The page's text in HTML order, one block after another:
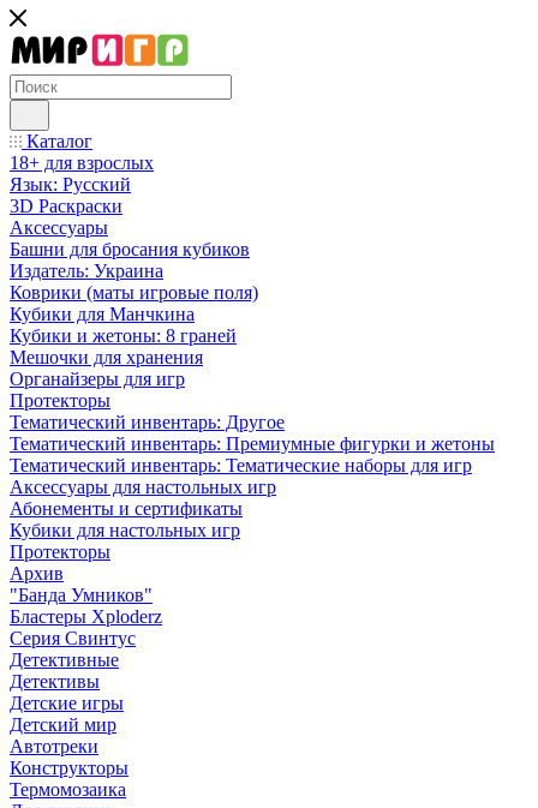
Каталог
18+ для взрослых
Язык: Русский
3D Раскраски
Аксессуары
Башни для бросания кубиков
Издатель: Украина
Коврики (маты игровые поля)
Кубики для Манчкина
Кубики и жетоны: 8 граней
Мешочки для хранения
Органайзеры для игр
Протекторы
Тематический инвентарь: Другое
Тематический инвентарь: Премиумные фигурки и жетоны
Тематический инвентарь: Тематические наборы для игр
Аксессуары для настольных игр
Абонементы и сертификаты
Кубики для настольных игр
Протекторы
Архив
"Банда Умников"
Бластеры Xploderz
Cерия Свинтус
Детективные
Детективы
Детские игры
Детский мир
Автотреки
Конструкторы
Термомозаика